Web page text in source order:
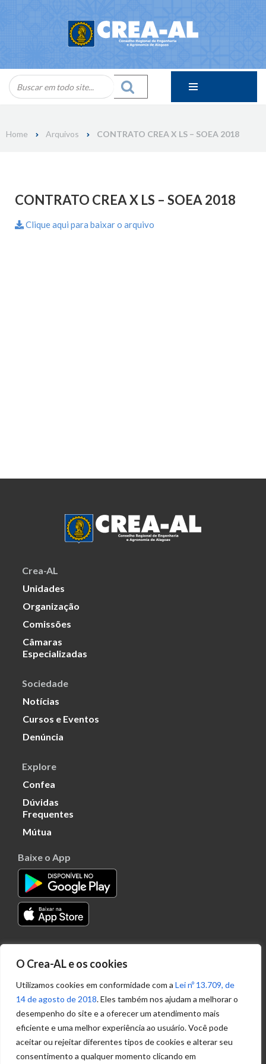
O Crea-AL e os cookies
Utilizamos cookies em conformidade com a Lei nº 13.709, de
14 de agosto de 2018. Eles também nos ajudam a melhorar o
desempenho do site e a oferecer um atendimento mais
eficiente e uma melhor experiência ao usuário. Você pode
aceitar ou rejeitar diferentes tipos de cookies e alterar seu
consentimento a qualquer momento clicando em
Home Arquivos CONTRATO CREA X LS – SOEA 2018
CONTRATO CREA X LS – SOEA 2018
Clique aqui para baixar o arquivo
Crea-AL
Unidades
Organização
Comissões
Câmaras
Especializadas
Sociedade
Notícias
Cursos e Eventos
Denúncia
Explore
Confea
Dúvidas
Frequentes
Mútua
Baixe o App
Transparência
Portal
Acesso à
Informação
Política de
Privacidade de